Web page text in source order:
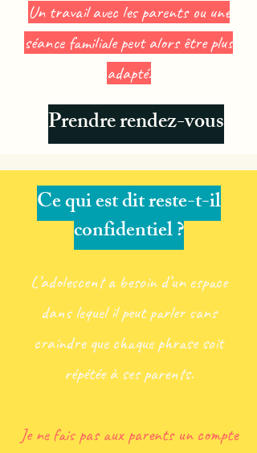
Un travail avec les parents ou une
séance familiale peut alors être plus
adapté.
Prendre rendez-vous
Ce qui est dit reste-t-il
confidentiel ?
L’adolescent a besoin d’un espace
dans lequel il peut parler sans
craindre que chaque phrase soit
répétée à ses parents.
Je ne fais pas aux parents un compte